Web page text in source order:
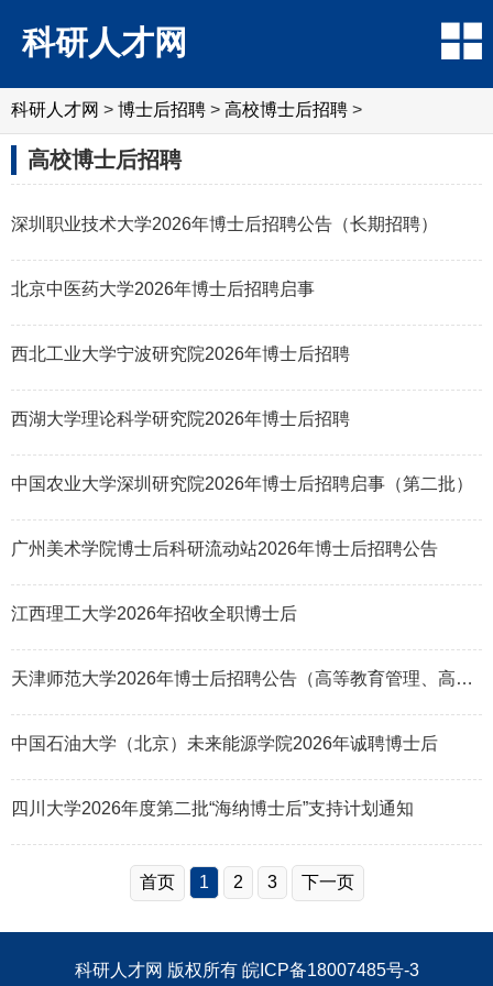
科研人才网
科研人才网 > 博士后招聘 > 高校博士后招聘 >
高校博士后招聘
深圳职业技术大学2026年博士后招聘公告（长期招聘）
北京中医药大学2026年博士后招聘启事
西北工业大学宁波研究院2026年博士后招聘
西湖大学理论科学研究院2026年博士后招聘
中国农业大学深圳研究院2026年博士后招聘启事（第二批）
广州美术学院博士后科研流动站2026年博士后招聘公告
江西理工大学2026年招收全职博士后
天津师范大学2026年博士后招聘公告（高等教育管理、高等教育评价方向）
中国石油大学（北京）未来能源学院2026年诚聘博士后
四川大学2026年度第二批“海纳博士后”支持计划通知
首页 1 2 3 下一页
科研人才网 版权所有 皖ICP备18007485号-3